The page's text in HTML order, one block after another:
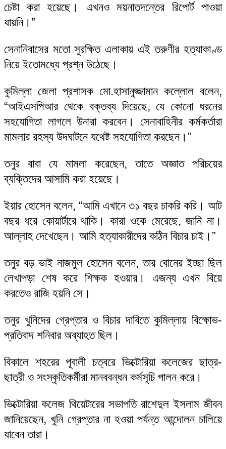
চেষ্টা করা হয়েছে। এখনও ময়নাতদন্তের রিপোর্ট পাওয়া
যায়নি।”
সেনানিবাসের মতো সুরক্ষিত এলাকায় এই তরুণীর হত্যাকাণ্ড
নিয়ে ইতোমধ্যে প্রশ্ন উঠেছে।
কুমিল্লা জেলা প্রশাসক মো.হাসানুজ্জামান কল্লোল বলেন,
“আইএসপিআর থেকে বক্তব্য দিয়েছে, যে কোনো ধরনের
সহযোগিতা লাগলে উনারা করবেন। সেনাবাহিনীর কর্মকর্তারা
মামলার রহস্য উদঘাটনে যথেষ্ট সহযোগিতা করছেন।”
তনুর বাবা যে মামলা করেছেন, তাতে অজ্ঞাত পরিচয়ের
ব্যক্তিদের আসামি করা হয়েছে।
ইয়ার হোসেন বলেন, “আমি এখানে ৩১ বছর চাকরি করি। আট
বছর ধরে কোয়ার্টারে থাকি। কারা ওকে মেরেছে, জানি না।
আল্লাহ দেখেছেন। আমি হত্যাকারীদের কঠিন বিচার চাই।”
তনুর বড় ভাই নাজমুল হোসেন বলেন, তার বোনের ইচ্ছা ছিল
লেখাপড়া শেষ করে শিক্ষক হওয়ার। এজন্য এখন বিয়ে
করতেও রাজি হয়নি সে।
তনুর খুনিদের গ্রেপ্তার ও বিচার দাবিতে কুমিল্লায় বিক্ষোভ-
প্রতিবাদ শনিবার অব্যাহত ছিল।
বিকালে শহরের পূবালী চত্বরে ভিক্টোরিয়া কলেজের ছাত্র-
ছাত্রী ও সংস্কৃতিকর্মীরা মানববন্ধন কর্মসূচি পালন করে।
ভিক্টোরিয়া কলেজ থিয়েটারের সভাপতি রাশেদুল ইসলাম জীবন
জানিয়েছেন, খুনি গ্রেপ্তার না হওয়া পর্যন্ত আন্দোলন চালিয়ে
যাবেন তারা।